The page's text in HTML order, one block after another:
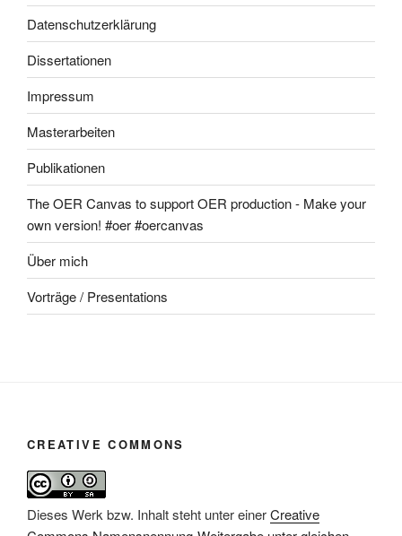
Datenschutzerklärung
Dissertationen
Impressum
Masterarbeiten
Publikationen
The OER Canvas to support OER production - Make your
own version! #oer #oercanvas
Über mich
Vorträge / Presentations
CREATIVE COMMONS
Dieses Werk bzw. Inhalt steht unter einerCreative